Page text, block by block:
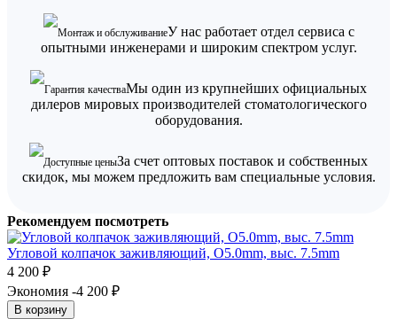
Монтаж и обслуживаниеУ нас работает отдел сервиса с
опытными инженерами и широким спектром услуг.
Гарантия качестваМы один из крупнейших официальных
дилеров мировых производителей стоматологического
оборудования.
Доступные ценыЗа счет оптовых поставок и собственных
скидок, мы можем предложить вам специальные условия.
Рекомендуем посмотреть
Угловой колпачок заживляющий, O5.0mm, выс. 7.5mm
4 200 ₽
Экономия -4 200 ₽
В корзину